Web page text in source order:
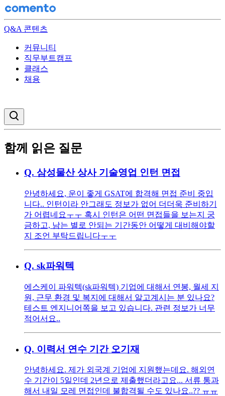
Q&A 콘텐츠
커뮤니티
직무부트캠프
클래스
채용
함께 읽은 질문
Q. 삼성물산 상사 기술영업 인턴 면접
안녕하세요, 운이 좋게 GSAT에 합격해 면접 준비 중입
니다.. 인턴이라 안그래도 정보가 없어 더더욱 준비하기
가 어렵네요ㅜㅜ 혹시 인턴은 어떤 면접들을 보는지 궁
금하고, 남는 별로 안되는 기간동안 어떻게 대비해야할
지 조언 부탁드립니다ㅜㅜ
Q. sk파워텍
에스케이 파워텍(sk파워텍) 기업에 대해서 연봉, 월세 지
원, 근무 환경 및 복지에 대해서 알고계시는 분 있나요?
테스트 엔지니어쪽을 보고 있습니다. 관련 정보가 너무
적어서요..
Q. 이력서 연수 기간 오기재
안녕하세요. 제가 외국계 기업에 지원했는데요. 해외연
수 기간이 5일인데 2년으로 제출했더라고요... 서류 통과
해서 내일 모레 면접인데 불합격될 수도 있나요..?? ㅠㅠ